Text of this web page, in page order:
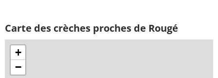
Carte des crèches proches de Rougé
+
−